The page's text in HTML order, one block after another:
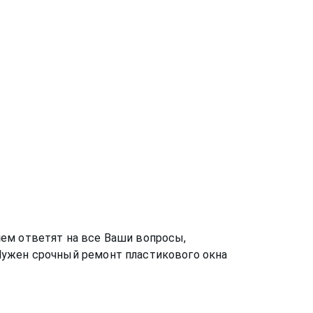
ответят на все Ваши вопросы,
срочный ремонт пластикового окна